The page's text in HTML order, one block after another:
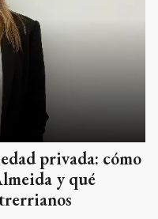
privada: cómo
y qué